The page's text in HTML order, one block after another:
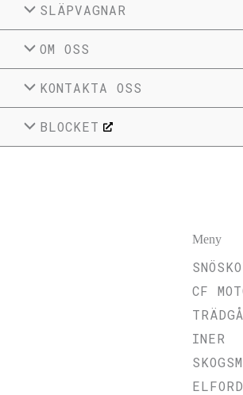
SLÄPVAGNAR
OM OSS
KONTAKTA OSS
BLOCKET
Meny
CF
INER